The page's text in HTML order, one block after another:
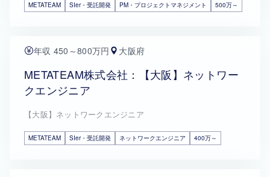
METATEAM SIer・受託開発 PM・プロジェクトマネジメント 500万～
年収 450～800万円 大阪府
METATEAM株式会社：【大阪】ネットワー
クエンジニア
【大阪】ネットワークエンジニア
METATEAM SIer・受託開発 ネットワークエンジニア 400万～